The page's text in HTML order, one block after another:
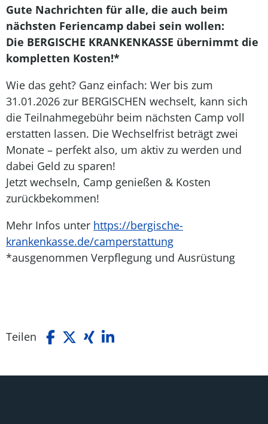
Gute Nachrichten für alle, die auch beim
nächsten Feriencamp dabei sein wollen:
Die BERGISCHE KRANKENKASSE übernimmt die
kompletten Kosten!*
Wie das geht? Ganz einfach: Wer bis zum
31.01.2026 zur BERGISCHEN wechselt, kann sich
die Teilnahmegebühr beim nächsten Camp voll
erstatten lassen. Die Wechselfrist beträgt zwei
Monate – perfekt also, um aktiv zu werden und
dabei Geld zu sparen!
Jetzt wechseln, Camp genießen & Kosten
zurückbekommen!
Mehr Infos unter https://bergische-
krankenkasse.de/camperstattung
*ausgenommen Verpflegung und Ausrüstung
Teilen